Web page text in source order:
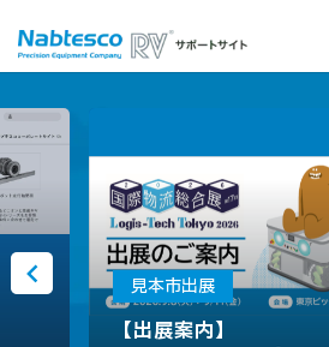
見本市出展
【出展案内】